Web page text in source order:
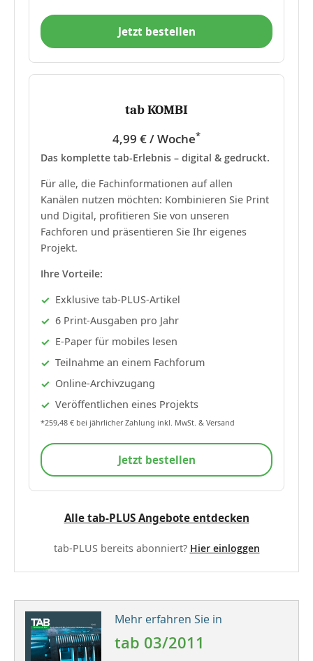
Jetzt bestellen
tab KOMBI
4,99 € / Woche*
Das komplette tab-Erlebnis – digital & gedruckt.
Für alle, die Fachinformationen auf allen
Kanälen nutzen möchten: Kombinieren Sie Print
und Digital, profitieren Sie von unseren
Fachforen und präsentieren Sie Ihr eigenes
Projekt.
Ihre Vorteile:
Exklusive tab-PLUS-Artikel
6 Print-Ausgaben pro Jahr
E-Paper für mobiles lesen
Teilnahme an einem Fachforum
Online-Archivzugang
Veröffentlichen eines Projekts
*259,48 € bei jährlicher Zahlung inkl. MwSt. & Versand
Jetzt bestellen
Alle tab-PLUS Angebote entdecken
tab-PLUS bereits abonniert? Hier einloggen
Mehr erfahren Sie in
tab 03/2011